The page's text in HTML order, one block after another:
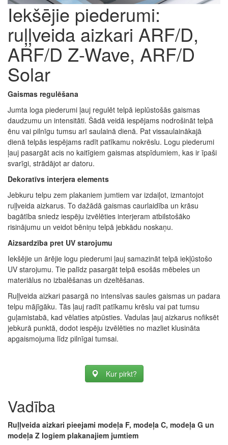
Iekšējie piederumi:
ruļļveida aizkari ARF/D,
ARF/D Z-Wave, ARF/D
Solar
Gaismas regulēšana
Jumta loga piederumi ļauj regulēt telpā ieplūstošās gaismas
daudzumu un intensitāti. Šādā veidā iespējams nodrošināt telpā
ēnu vai pilnīgu tumsu arī saulainā dienā. Pat vissaulainākajā
dienā telpās iespējams radīt patīkamu nokrēslu. Logu piederumi
ļauj pasargāt acis no kaitīgiem gaismas atspīdumiem, kas ir īpaši
svarīgi, strādājot ar datoru.
Dekoratīvs interjera elements
Jebkuru telpu zem plakaniem jumtiem var izdaiļot, izmantojot
ruļļveida aizkarus. To dažādā gaismas caurlaidība un krāsu
bagātība sniedz iespēju izvēlēties interjeram atbilstošāko
risinājumu un veidot bēniņu telpā jebkādu noskaņu.
Aizsardzība pret UV starojumu
Iekšējie un ārējie logu piederumi ļauj samazināt telpā iekļūstošo
UV starojumu. Tie palīdz pasargāt telpā esošās mēbeles un
materiālus no izbalēšanas un dzeltēšanas.
Ruļļveida aizkari pasargā no intensīvas saules gaismas un padara
telpu mājīgāku. Tās ļauj radīt patīkamu krēslu vai pat tumsu
guļamistabā, kad vēlaties atpūsties. Vadulas ļauj aizkarus nofiksēt
jebkurā punktā, dodot iespēju izvēlēties no mazliet klusināta
apgaismojuma līdz pilnīgai tumsai.
Kur pirkt?
Vadība
Ruļļveida aizkari pieejami modeļa F, modeļa C, modeļa G un
modeļa Z logiem plakanajiem jumtiem